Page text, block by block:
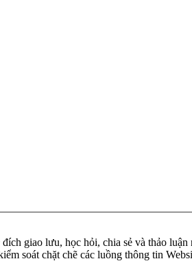
giao lưu, học hỏi, chia sẻ và thảo
soát chặt chẽ các luồng thông tin